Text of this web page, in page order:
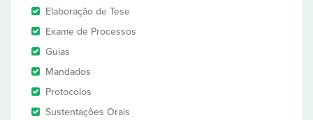
Elaboração de Tese
Exame de Processos
Guias
Mandados
Protocolos
Sustentações Orais